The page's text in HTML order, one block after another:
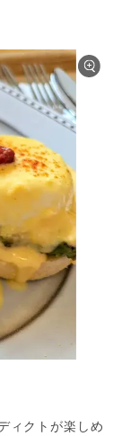
ィクトが楽しめ